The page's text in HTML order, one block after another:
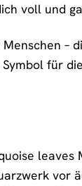
voll und
–
für
vor